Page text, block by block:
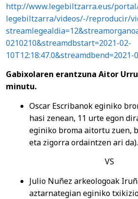
http://www.legebiltzarra.eus/
legebiltzarra/videos/-/reproducir/
0210210&streamdbstart=2021-02-
10T12:18:47.0&streamdbend=2021-
Gabixolaren erantzuna Aitor
minutu.
Oscar Escribanok eginiko
hasi zenean, 11 urte egon
eginiko broma aitortu zuen,
eta zigorra ordaintzen ari da).
VS
Julio Nuñez arkeologoak
aztarnategian eginiko